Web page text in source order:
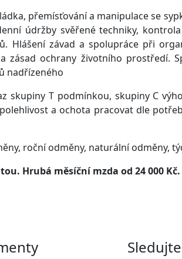
přemísťování a manipulace se
údržby svěřené techniky,
Hlášení závad a spolupráce při
zásad ochrany životního prostředí.
nadřízeného
skupiny T podmínkou, skupiny C
a ochota pracovat dle
roční odměny, naturální odměny,
Hrubá měsíční mzda od 24 000 Kč.